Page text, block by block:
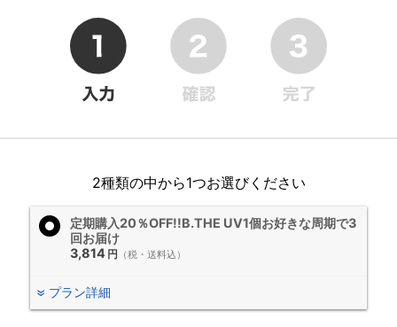
2種類の中から1つお選びください
定期購入20％OFF!!B.THE UV1個お好きな周期で3
回お届け
3,814 円 （税・送料込）
プラン詳細